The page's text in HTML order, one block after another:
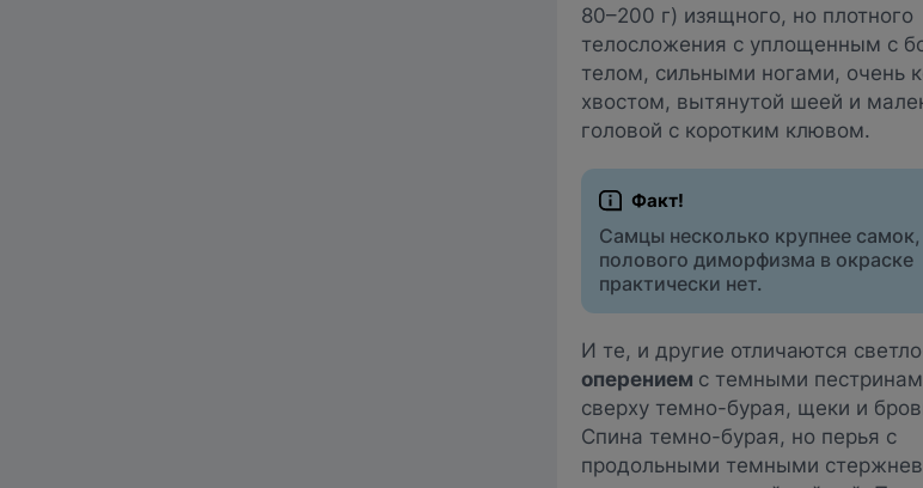
80–200 г) изящного, но плотного
телосложения с уплощенным с
телом, сильными ногами, очень
хвостом, вытянутой шеей и
головой с коротким клювом.
Самцы несколько крупнее самок,
полового диморфизма в окраске
практически нет.
И те, и другие отличаются
оперением с темными
сверху темно-бурая, щеки и
Спина темно-бурая, но перья с
продольными темными